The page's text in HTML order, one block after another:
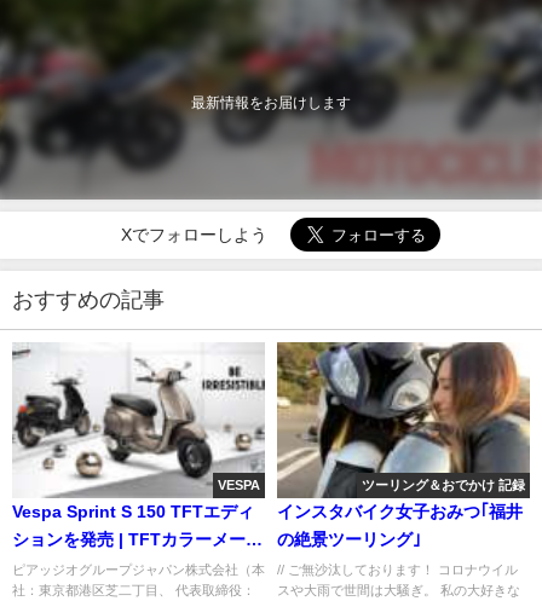
最新情報をお届けします
Xでフォローしよう
おすすめの記事
VESPA
Vespa Sprint S 150 TFTエディ
ションを発売 | TFTカラーメータ
ーを装備した特別モデル
ピアッジオグループジャパン株式会社（本
社：東京都港区芝二丁目、 代表取締役：
ツーリング＆おでかけ 記録
インスタバイク女子おみつ｢福井
の絶景ツーリング｣
// ご無沙汰しております！ コロナウイル
スや大雨で世間は大騒ぎ。 私の大好きな